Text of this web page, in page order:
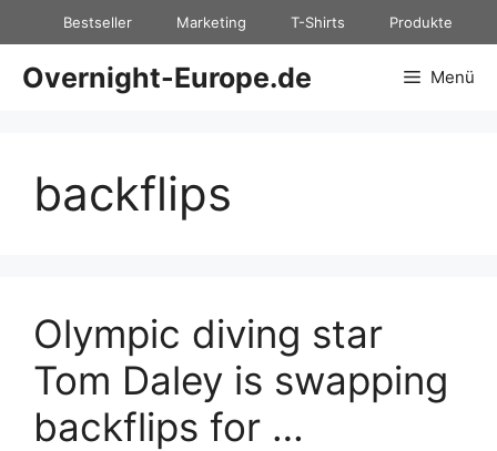
Inhalt
springen
Bestseller Marketing T-Shirts Produkte
Overnight-Europe.de Menü
backflips
Olympic diving star
Tom Daley is swapping
backflips for …